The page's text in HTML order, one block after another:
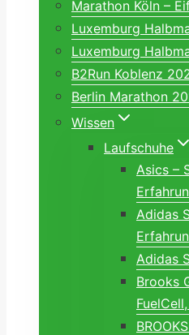
Marathon Köln –
Luxemburg
Luxemburg
B2Run Koblenz
Berlin Marathon
Wissen
Laufschuhe
Asics –
Adidas
Adidas
Brooks